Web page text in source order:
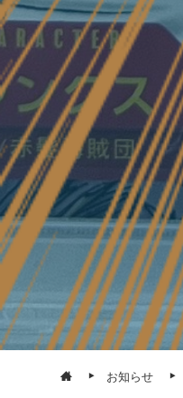
お知らせ